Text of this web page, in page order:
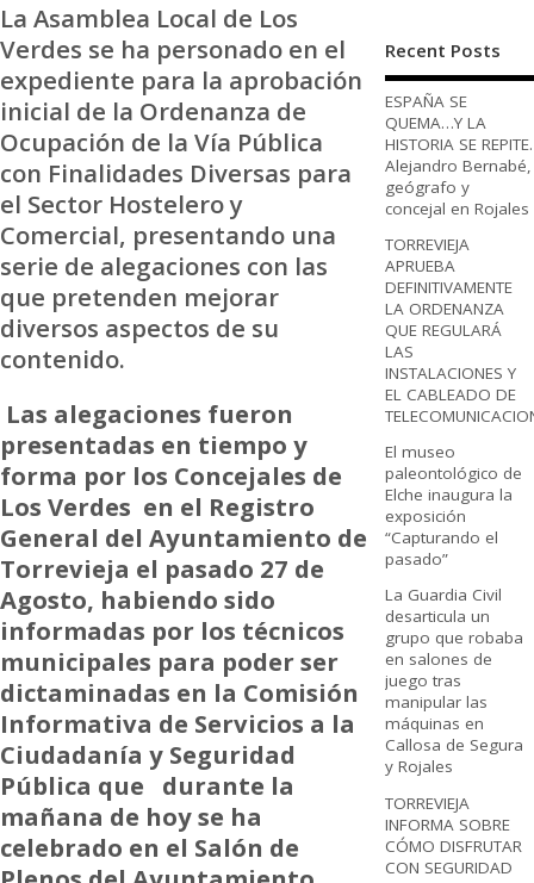
La Asamblea Local de Los
Verdes se ha personado en el
expediente para la aprobación
inicial de la Ordenanza de
Ocupación de la Vía Pública
con Finalidades Diversas para
el Sector Hostelero y
Comercial, presentando una
serie de alegaciones con las
que pretenden mejorar
diversos aspectos de su
contenido.
Las alegaciones fueron
presentadas en tiempo y
forma por los Concejales de
Los Verdes en el Registro
General del Ayuntamiento de
Torrevieja el pasado 27 de
Agosto, habiendo sido
informadas por los técnicos
municipales para poder ser
dictaminadas en la Comisión
Informativa de Servicios a la
Ciudadanía y Seguridad
Pública que durante la
mañana de hoy se ha
celebrado en el Salón de
Recent Posts
ESPAÑA SE
QUEMA…Y LA
HISTORIA SE REPITE.
Alejandro Bernabé,
geógrafo y
concejal en Rojales
TORREVIEJA
APRUEBA
DEFINITIVAMENTE
LA ORDENANZA
QUE REGULARÁ
LAS
INSTALACIONES Y
EL CABLEADO DE
El museo
paleontológico de
Elche inaugura la
exposición
“Capturando el
pasado”
La Guardia Civil
desarticula un
grupo que robaba
en salones de
juego tras
manipular las
máquinas en
Callosa de Segura
y Rojales
TORREVIEJA
INFORMA SOBRE
CÓMO DISFRUTAR
CON SEGURIDAD